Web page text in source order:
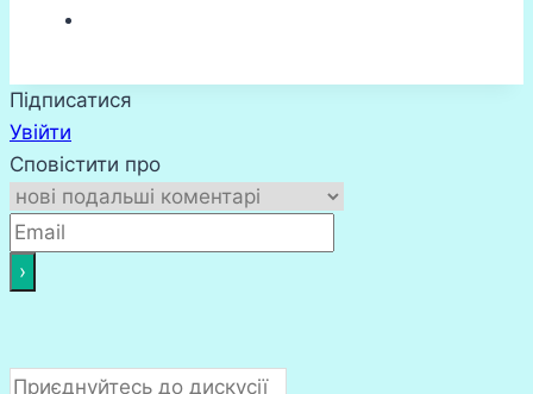
Підписатися
Увійти
Сповістити про